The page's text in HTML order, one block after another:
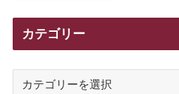
カテゴリー